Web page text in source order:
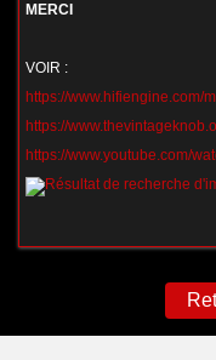
MERCI
VOIR :
https://www.hifiengine.com/
https://
https://www.youtube.com/